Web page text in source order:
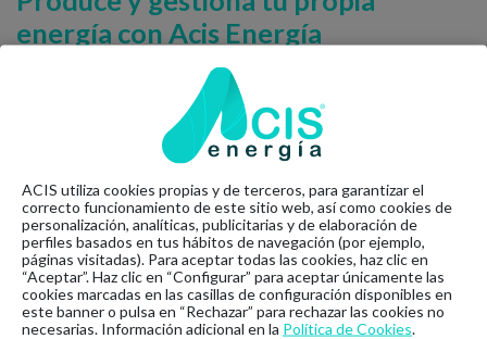
energía con Acis Energía
Te ofrecemos la opción de ser autosuficiente financiando las
placas fotovoltaicas que necesites para que el problema de la
inversión inicial sea inexistente. Gracias a ellas, la factura de
la luz de tu vivienda ser verá reducida desde el primer mes.
solares para autoconsumo en tu hogar, ¡sin preocupaciones!
Empieza a ahorrar hoy por un mañana mejor. Quieras seguir
conectado a la red eléctrica o no, en Acis Energía tenemos la
mejor solución para ti. Y si eliges la opción con excedentes,
¡te compensamos en tu factura de la luz!Contáctanosy
conviértete en el dueño de tu energía.
ACIS utiliza cookies propias y de terceros, para garantizar el
correcto funcionamiento de este sitio web, así como cookies de
personalización, analíticas, publicitarias y de elaboración de
perfiles basados en tus hábitos de navegación (por ejemplo,
páginas visitadas). Para aceptar todas las cookies, haz clic en
“Aceptar”. Haz clic en “Configurar” para aceptar únicamente las
cookies marcadas en las casillas de configuración disponibles en
este banner o pulsa en “Rechazar” para rechazar las cookies no
necesarias. Información adicional en la Política de Cookies.